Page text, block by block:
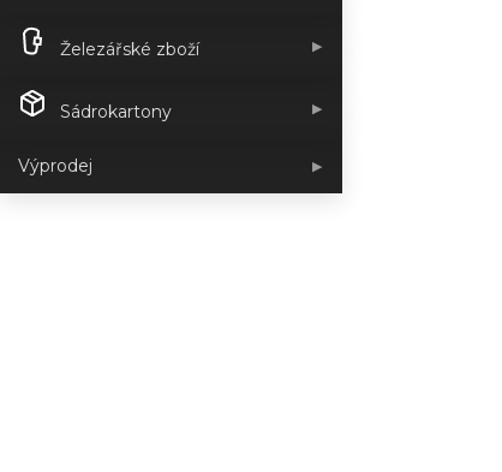
Železářské zboží ▶
Sádrokartony ▶
Výprodej ▶